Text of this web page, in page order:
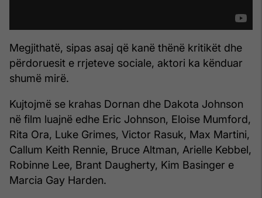
Megjithatë, sipas asaj që kanë thënë kritikët dhe
përdoruesit e rrjeteve sociale, aktori ka kënduar
shumë mirë.
Kujtojmë se krahas Dornan dhe Dakota Johnson
në film luajnë edhe Eric Johnson, Eloise Mumford,
Rita Ora, Luke Grimes, Victor Rasuk, Max Martini,
Callum Keith Rennie, Bruce Altman, Arielle Kebbel,
Robinne Lee, Brant Daugherty, Kim Basinger e
Marcia Gay Harden.